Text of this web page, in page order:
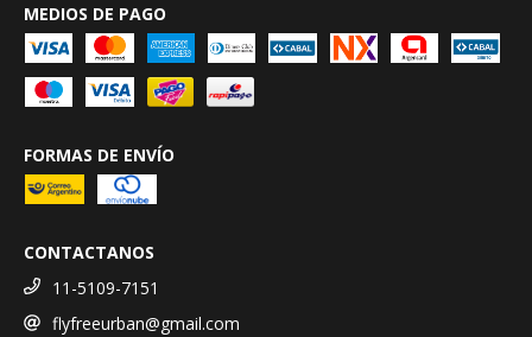
MEDIOS DE PAGO
FORMAS DE ENVÍO
CONTACTANOS
11-5109-7151
flyfreeurban@gmail.com